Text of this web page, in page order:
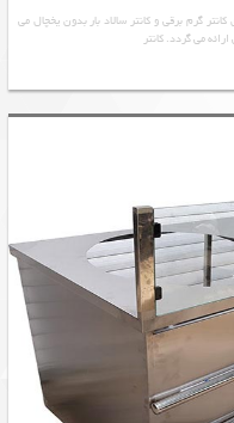
گرم برقی و کانتر سالاد بار بدون یخچال می
می گردد. کانتر